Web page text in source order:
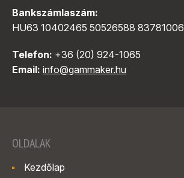
Bankszámlaszám:
HU63 10402465 50526588 83781006
Telefon: +36 (20) 924-1065
Email: info@gammaker.hu
OLDALAK
Kezdőlap